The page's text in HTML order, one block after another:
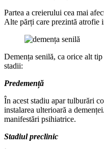
Partea a creierului cea mai
Alte părți care prezintă
Demența senilă, ca orice alt
stadii:
Predemență
În acest stadiu apar tulburări
instalarea ulterioară a
manifestări psihiatrice.
Stadiul preclinic